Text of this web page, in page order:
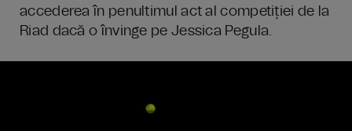
accederea în penultimul act al competiției de la
Riad dacă o învinge pe Jessica Pegula.